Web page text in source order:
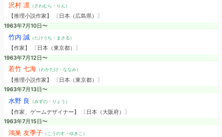
沢村 凛（さわむら・りん）
【推理小説作家】 〔日本（広島県）〕
1963年7月10日〜
竹内 誠（たけうち・まさる）
【作家】 〔日本（東京都）〕
1963年7月12日〜
若竹 七海（わかたけ・ななみ）
【推理小説作家】 〔日本（東京都）〕
1963年7月13日〜
水野 良 （みずの・りょう）
【作家、ゲームデザイナー】 〔日本（大阪府）〕
1963年7月15日〜
鴻巣 友季子（こうのす・ゆきこ）